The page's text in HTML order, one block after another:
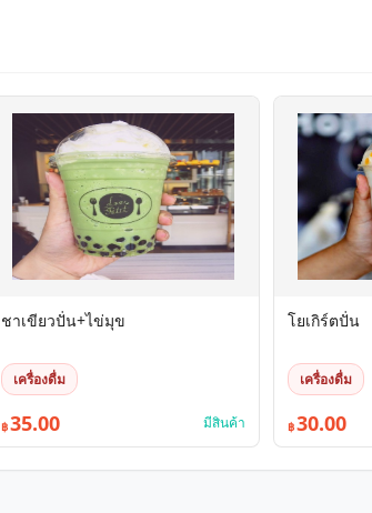
ชาเขียวปั่น+ไข่มุข
เครื่องดื่ม
฿35.00 มีสินค้า
โยเกิร์ตปั่น
เครื่องดื่ม
฿30.00